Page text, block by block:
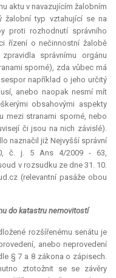
aktu v navazujícím žalobním
žalobní typ vztahující se na
proti rozhodnutí správního
řízení o nečinnostní žalobě
správnímu orgánu
sporné), zda vůbec má
například o jeho určitý
anebo naopak nesmí mít
obsahovými aspekty
mezi stranami sporné, nebo
či jsou na nich závislé).
naznačil již Nejvyšší správní
č. j. 5 Ans 4/2009 - 63,
v rozsudku ze dne 31. 10.
(relevantní pasáže obou
do katastru nemovitostí
rozšířenému senátu je
anebo neprovedení
§ 7 a 8 zákona o zápisech.
ztotožnit se se závěry